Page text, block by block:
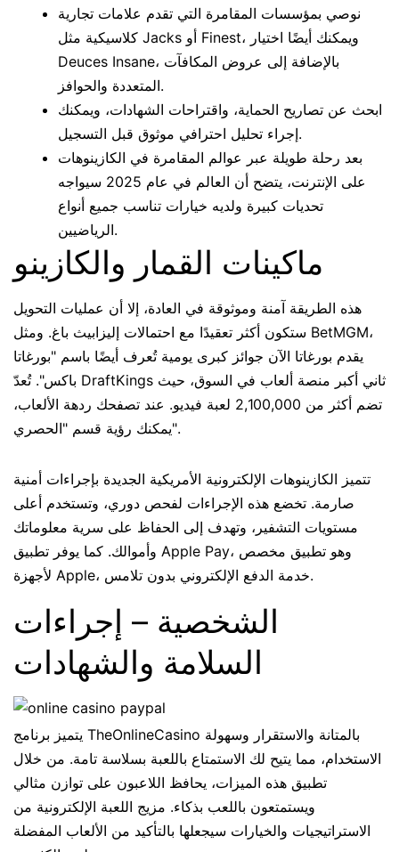
نوصي بمؤسسات المقامرة التي تقدم علامات تجارية
كلاسيكية مثل Jacks أو Finest، ويمكنك أيضًا اختيار
Deuces Insane، بالإضافة إلى عروض المكافآت
المتعددة والحوافز.
ابحث عن تصاريح الحماية، واقتراحات الشهادات، ويمكنك
إجراء تحليل احترافي موثوق قبل التسجيل.
بعد رحلة طويلة عبر عوالم المقامرة في الكازينوهات
على الإنترنت، يتضح أن العالم في عام 2025 سيواجه
تحديات كبيرة ولديه خيارات تناسب جميع أنواع
الرياضيين.
ماكينات القمار والكازينو
هذه الطريقة آمنة وموثوقة في العادة، إلا أن عمليات التحويل
ستكون أكثر تعقيدًا مع احتمالات إليزابيث باغ. ومثل BetMGM،
يقدم بورغاتا الآن جوائز كبرى يومية تُعرف أيضًا باسم "بورغاتا
باكس". تُعدّ DraftKings ثاني أكبر منصة ألعاب في السوق، حيث
تضم أكثر من 2,100,000 لعبة فيديو. عند تصفحك ردهة الألعاب،
يمكنك رؤية قسم "الحصري".
تتميز الكازينوهات الإلكترونية الأمريكية الجديدة بإجراءات أمنية
صارمة. تخضع هذه الإجراءات لفحص دوري، وتستخدم أعلى
مستويات التشفير، وتهدف إلى الحفاظ على سرية معلوماتك
وأموالك. كما يوفر تطبيق Apple Pay، وهو تطبيق مخصص
لأجهزة Apple، خدمة الدفع الإلكتروني بدون تلامس.
الشخصية – إجراءات
السلامة والشهادات
يتميز برنامج TheOnlineCasino بالمتانة والاستقرار وسهولة
الاستخدام، مما يتيح لك الاستمتاع باللعبة بسلاسة تامة. من خلال
تطبيق هذه الميزات، يحافظ اللاعبون على توازن مثالي
ويستمتعون باللعب بذكاء. مزيج اللعبة الإلكترونية من
الاستراتيجيات والخيارات سيجعلها بالتأكيد من الألعاب المفضلة